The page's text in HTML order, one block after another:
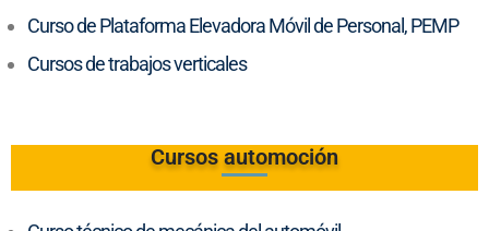
Curso de Plataforma Elevadora Móvil de Personal, PEMP
Cursos de trabajos verticales
Cursos automoción